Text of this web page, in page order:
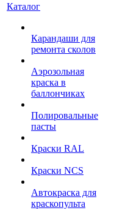
Каталог
Карандаши для
ремонта сколов
Аэрозольная
краска в
баллончиках
Полировальные
пасты
Краски RAL
Краски NCS
Автокраска для
краскопульта